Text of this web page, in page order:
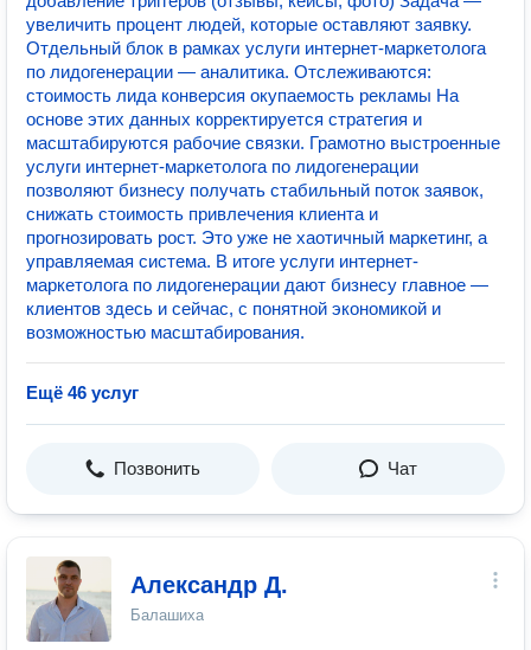
увеличить процент людей, которые оставляют заявку.
Отдельный блок в рамках услуги интернет-маркетолога
по лидогенерации — аналитика. Отслеживаются:
стоимость лида конверсия окупаемость рекламы На
основе этих данных корректируется стратегия и
масштабируются рабочие связки. Грамотно выстроенные
услуги интернет-маркетолога по лидогенерации
позволяют бизнесу получать стабильный поток заявок,
снижать стоимость привлечения клиента и
прогнозировать рост. Это уже не хаотичный маркетинг, а
управляемая система. В итоге услуги интернет-
маркетолога по лидогенерации дают бизнесу главное —
клиентов здесь и сейчас, с понятной экономикой и
возможностью масштабирования.
Ещё 46 услуг
Позвонить Чат
Александр Д.
Балашиха